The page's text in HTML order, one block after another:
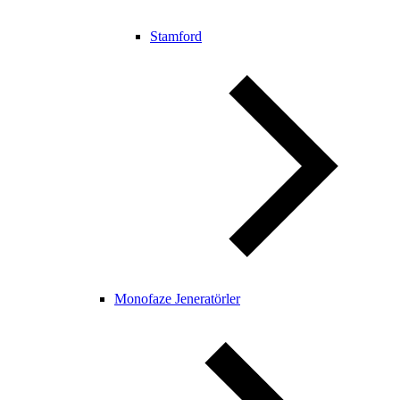
Stamford
Monofaze Jeneratörler